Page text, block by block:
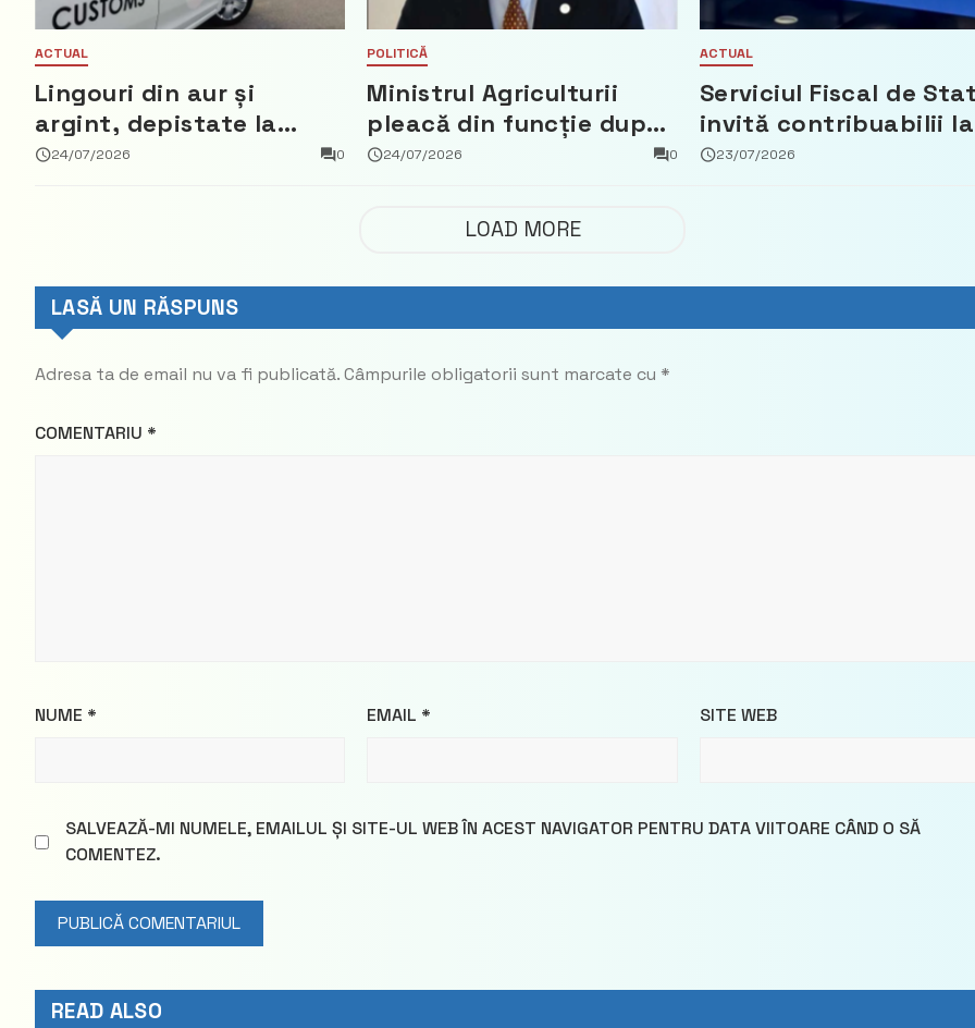
ACTUAL
Lingouri din aur și
argint, depistate la
vama Aeroport
24/07/2026 0
POLITICĂ
Ministrul Agriculturii
pleacă din funcție după
ce a negat că a făcut
Democrat
24/07/2026 0
ACTUAL
Serviciul Fiscal de
invită contribuabilii la
un webinar gratuit
23/07/2026
LOAD MORE
LASĂ UN RĂSPUNS
Adresa ta de email nu va fi publicată.Câmpurile obligatorii sunt marcate cu *
COMENTARIU *
NUME * EMAIL * SITE WEB
SALVEAZĂ-MI NUMELE, EMAILUL ȘI SITE-UL WEB ÎN ACEST NAVIGATOR PENTRU DATA VIITOARE CÂND O SĂ
COMENTEZ.
READ ALSO